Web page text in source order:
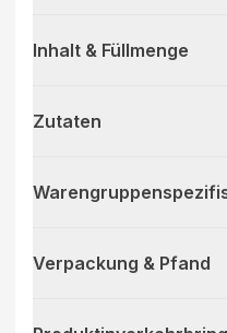
Inhalt & Füllmenge
Zutaten
Verpackung & Pfand